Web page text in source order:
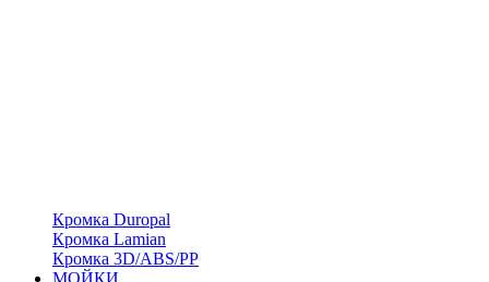
Кромка Duropal
Кромка Lamian
Кромка 3D/ABS/PP
МОЙКИ